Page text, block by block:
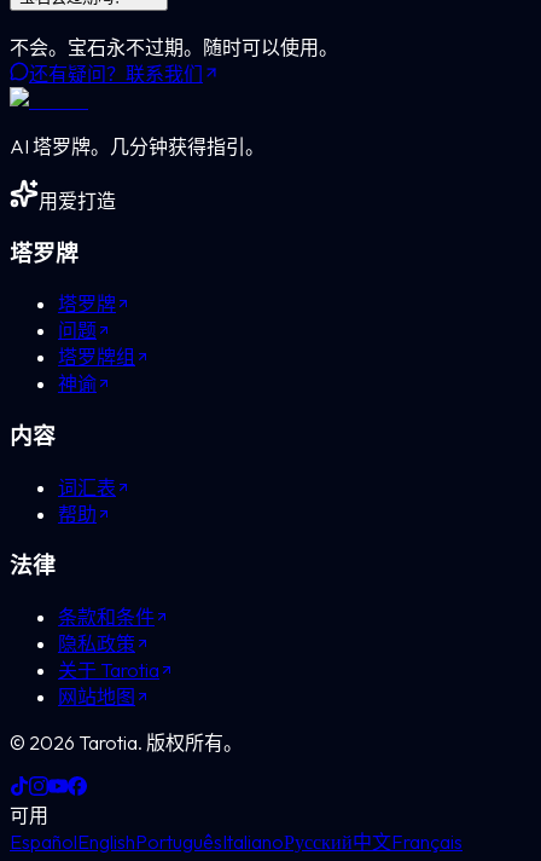
不会。宝石永不过期。随时可以使用。
还有疑问？联系我们
AI 塔罗牌。几分钟获得指引。
用爱打造
塔罗牌
塔罗牌
问题
塔罗牌组
神谕
内容
词汇表
帮助
法律
条款和条件
隐私政策
关于 Tarotia
网站地图
© 2026 Tarotia. 版权所有。
可用
EspañolEnglishPortuguêsItalianoРусский中文Français